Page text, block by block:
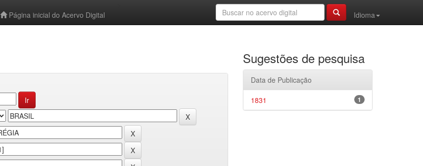
Página inicial do Acervo Digital
Idioma
Sugestões de pesquisa
Data de Publicação
1
1831